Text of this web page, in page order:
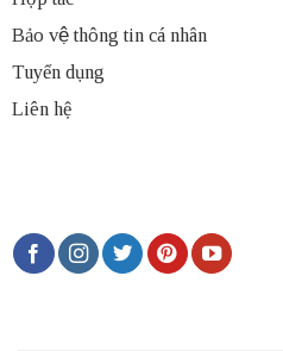
Bảo vệ thông tin cá nhân
Tuyển dụng
Liên hệ